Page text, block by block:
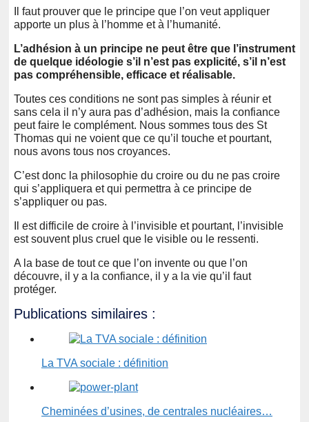
Il faut prouver que le principe que l’on veut appliquer
apporte un plus à l’homme et à l’humanité.
L’adhésion à un principe ne peut être que l’instrument
de quelque idéologie s’il n’est pas explicité, s’il n’est
pas compréhensible, efficace et réalisable.
Toutes ces conditions ne sont pas simples à réunir et
sans cela il n’y aura pas d’adhésion, mais la confiance
peut faire le complément. Nous sommes tous des St
Thomas qui ne voient que ce qu’il touche et pourtant,
nous avons tous nos croyances.
C’est donc la philosophie du croire ou du ne pas croire
qui s’appliquera et qui permettra à ce principe de
s’appliquer ou pas.
Il est difficile de croire à l’invisible et pourtant, l’invisible
est souvent plus cruel que le visible ou le ressenti.
A la base de tout ce que l’on invente ou que l’on
découvre, il y a la confiance, il y a la vie qu’il faut
protéger.
Publications similaires :
La TVA sociale : définition
Cheminées d’usines, de centrales nucléaires…